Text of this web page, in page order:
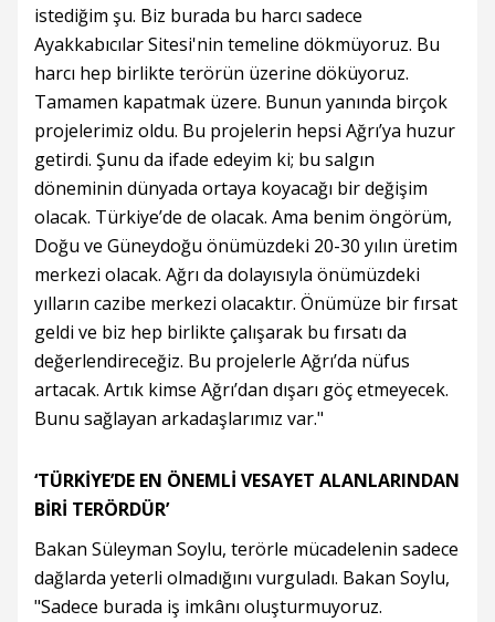
istediğim şu. Biz burada bu harcı sadece
Ayakkabıcılar Sitesi'nin temeline dökmüyoruz. Bu
harcı hep birlikte terörün üzerine döküyoruz.
Tamamen kapatmak üzere. Bunun yanında birçok
projelerimiz oldu. Bu projelerin hepsi Ağrı’ya huzur
getirdi. Şunu da ifade edeyim ki; bu salgın
döneminin dünyada ortaya koyacağı bir değişim
olacak. Türkiye’de de olacak. Ama benim öngörüm,
Doğu ve Güneydoğu önümüzdeki 20-30 yılın üretim
merkezi olacak. Ağrı da dolayısıyla önümüzdeki
yılların cazibe merkezi olacaktır. Önümüze bir fırsat
geldi ve biz hep birlikte çalışarak bu fırsatı da
değerlendireceğiz. Bu projelerle Ağrı’da nüfus
artacak. Artık kimse Ağrı’dan dışarı göç etmeyecek.
Bunu sağlayan arkadaşlarımız var."
‘TÜRKİYE’DE EN ÖNEMLİ VESAYET ALANLARINDAN
BİRİ TERÖRDÜR’
Bakan Süleyman Soylu, terörle mücadelenin sadece
dağlarda yeterli olmadığını vurguladı. Bakan Soylu,
"Sadece burada iş imkânı oluşturmuyoruz.